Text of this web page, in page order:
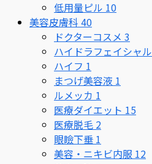
低用量ピル 10
美容皮膚科 40
ドクターコスメ 3
ハイドラフェイシャル
ハイフ 1
まつげ美容液 1
ルメッカ 1
医療ダイエット 15
医療脱毛 2
眼瞼下垂 1
美容・ニキビ内服 12